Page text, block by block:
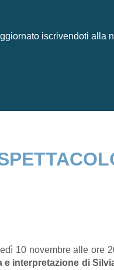
iscrivendoti alla
10 novembre alle ore
e interpretazione di